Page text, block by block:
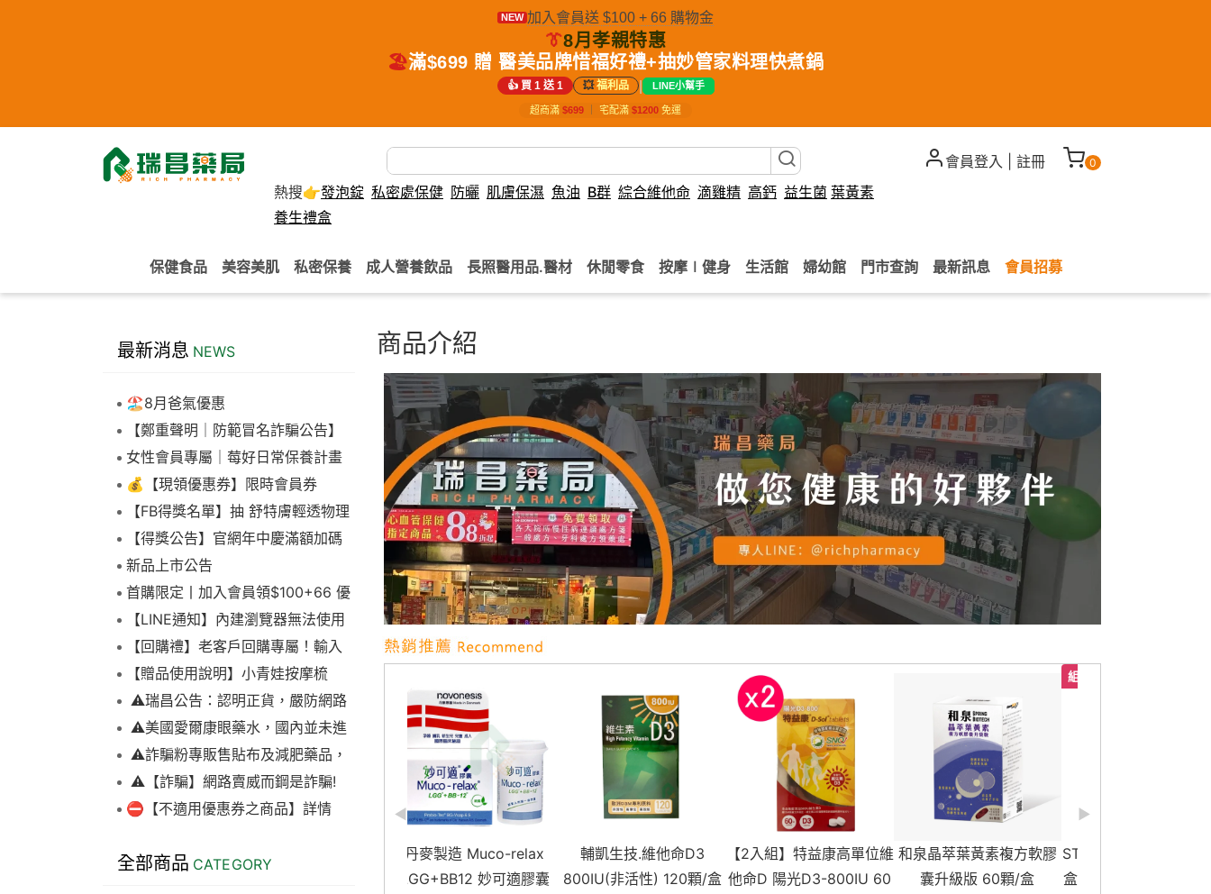
NEW 加入會員送 $100 + 66 購物金
👔8月孝親特惠
🏖️滿$699 贈 醫美品牌惜福好禮+抽妙管家料理快煮鍋
👍 買 1 送 1 💥福利品 | LINE小幫手
超商滿 $699 宅配滿 $1200 免運
熱搜👉發泡錠 私密處保健 防曬 肌膚保濕 魚油 B群 綜合維他命 滴雞精 高鈣 益生菌 葉黃素
養生禮盒
會員登入 註冊 0
保健食品 美容美肌 私密保養 成人營養飲品 長照醫用品.醫材 休閒零食 按摩∣健身 生活館 婦幼館 門市查詢 最新訊息 會員招募
最新消息 NEWS
🏖️8月爸氣優惠
【鄭重聲明｜防範冒名詐騙公告】
女性會員專屬｜莓好日常保養計畫
💰【現領優惠券】限時會員券
【FB得獎名單】抽 舒特膚輕透物理
低敏防曬霜乙名(8/4報到截止)
【得獎公告】官網年中慶滿額加碼
抽FIKA蒸煮料理組2名(7/31截止)
新品上市公告
首購限定丨加入會員領$100+66 優
惠！【LINE通知】內建瀏覽器無法使用
下拉選單
【回購禮】老客戶回購專屬！輸入
折扣碼現折$100
【贈品使用說明】小青娃按摩梳
⚠️瑞昌公告：認明正貨，嚴防網路
詐騙⚠️美國愛爾康眼藥水，國內並未進
口販售
⚠️詐騙粉專販售貼布及減肥藥品，
請勿上當，請查明來源! 非瑞昌藥局
販售!
⚠️【詐騙】網路賣威而鋼是詐騙!
⛔【不適用優惠券之商品】詳情
全部商品 CATEGORY
商品介紹
輔凱生技.維他命D3
800IU(非活性) 120顆/盒
【2入組】特益康高單位維
他命D 陽光D3-800IU 60
和泉晶萃葉黃素複方軟膠
囊升級版 60顆/盒
STRESTIL-B神暢錠 50顆/
盒 GABA (原名為: 樂神清